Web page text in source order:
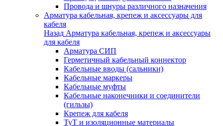
Провода и шнуры различного назначения
Арматура кабельная, крепеж и аксессуары для
кабеля
Назад Арматура кабельная, крепеж и аксессуары
для кабеля
Арматура СИП
Герметичный кабельный коннектор
Кабельные вводы (сальники)
Кабельные маркеры
Кабельные муфты
Кабельные наконечники и соединители
(гильзы)
Крепеж для кабеля
ТуТ и изоляционные материалы